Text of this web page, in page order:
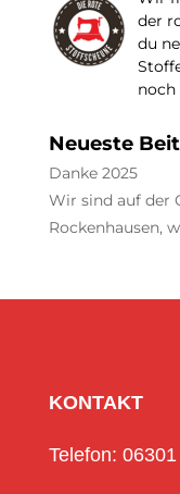
der
du
noch
Neueste
Danke 2025
Wir sind auf der
Rockenhausen,
KONTAKT
Telefon: